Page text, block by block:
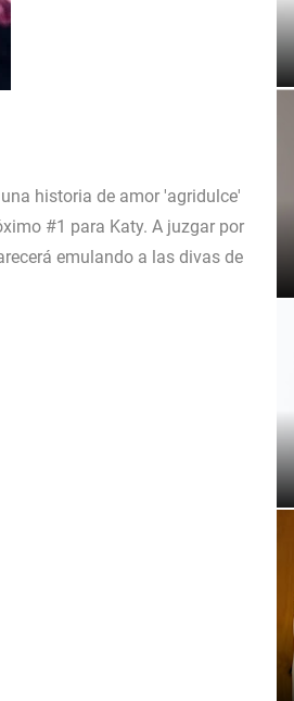
historia de amor 'agridulce'
#1 para Katy. A juzgar por
emulando a las divas de